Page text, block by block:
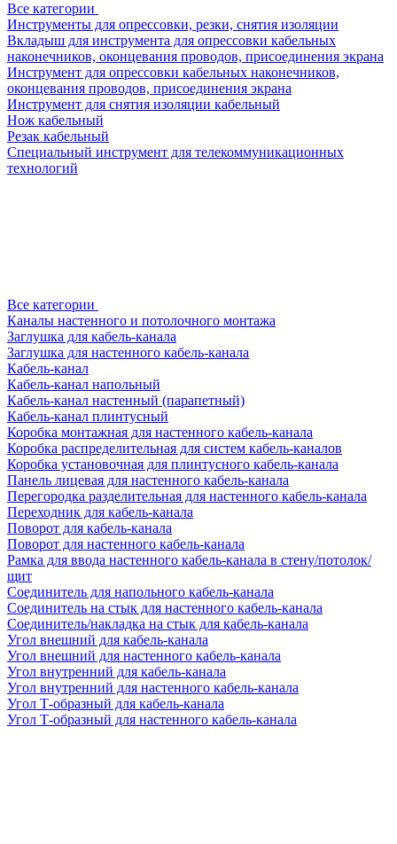
Все категории
Инструменты для опрессовки, резки, снятия изоляции
Вкладыш для инструмента для опрессовки кабельных
наконечников, оконцевания проводов, присоединения экрана
Инструмент для опрессовки кабельных наконечников,
оконцевания проводов, присоединения экрана
Инструмент для снятия изоляции кабельный
Нож кабельный
Резак кабельный
Специальный инструмент для телекоммуникационных
технологий
Все категории
Каналы настенного и потолочного монтажа
Заглушка для кабель-канала
Заглушка для настенного кабель-канала
Кабель-канал
Кабель-канал напольный
Кабель-канал настенный (парапетный)
Кабель-канал плинтусный
Коробка монтажная для настенного кабель-канала
Коробка распределительная для систем кабель-каналов
Коробка установочная для плинтусного кабель-канала
Панель лицевая для настенного кабель-канала
Перегородка разделительная для настенного кабель-канала
Переходник для кабель-канала
Поворот для кабель-канала
Поворот для настенного кабель-канала
Рамка для ввода настенного кабель-канала в стену/потолок/
щит
Соединитель для напольного кабель-канала
Соединитель на стык для настенного кабель-канала
Соединитель/накладка на стык для кабель-канала
Угол внешний для кабель-канала
Угол внешний для настенного кабель-канала
Угол внутренний для кабель-канала
Угол внутренний для настенного кабель-канала
Угол Т-образный для кабель-канала
Угол Т-образный для настенного кабель-канала